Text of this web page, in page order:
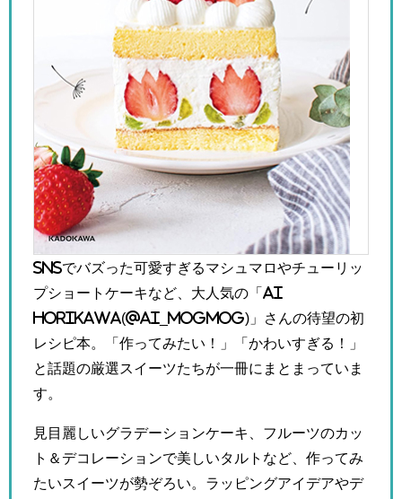
SNSでバズった可愛すぎるマシュマロやチューリッ
プショートケーキなど、大人気の「Ai
Horikawa(@ai_mogmog)」さんの待望の初
レシピ本。「作ってみたい！」「かわいすぎる！」
と話題の厳選スイーツたちが一冊にまとまっていま
す。
見目麗しいグラデーションケーキ、フルーツのカッ
ト＆デコレーションで美しいタルトなど、作ってみ
たいスイーツが勢ぞろい。ラッピングアイデアやデ